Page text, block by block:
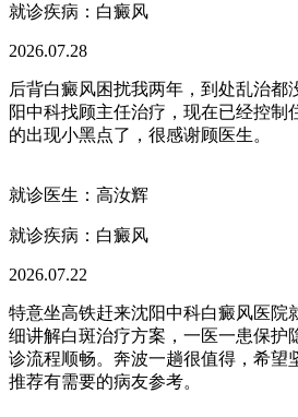
就诊疾病： 白癜风
2026.07.28
后背白癜风困扰我两年，到处乱治都
阳中科找顾主任治疗，现在已经控制
的出现小黑点了，很感谢顾医生。
就诊医生：高汝辉
就诊疾病： 白癜风
2026.07.22
特意坐高铁赶来沈阳中科白癜风医院
细讲解白斑治疗方案，一医一患保护
诊流程顺畅。奔波一趟很值得，希望
推荐有需要的病友参考。